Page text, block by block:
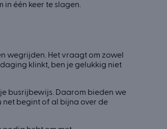
één keer te slagen.
wegrijden. Het vraagt om zowel
klinkt, ben je gelukkig niet
busrijbewijs. Daarom bieden we
net begint of al bijna over de